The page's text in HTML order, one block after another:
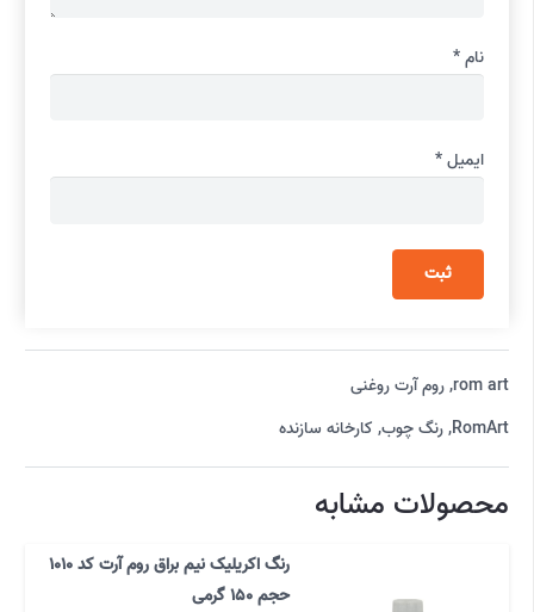
نام*
ایمیل*
rom art
,روم آرت روغنی
RomArt
,رنگ چوب, کارخانه سازنده
محصولات مشابه
رنگ اکریلیک نیم براق روم آرت کد 1010
حجم 150 گرمی